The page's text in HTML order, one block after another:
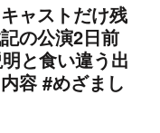
ャストだけ残
の公演2日前
と食い違う出
容 #めざまし